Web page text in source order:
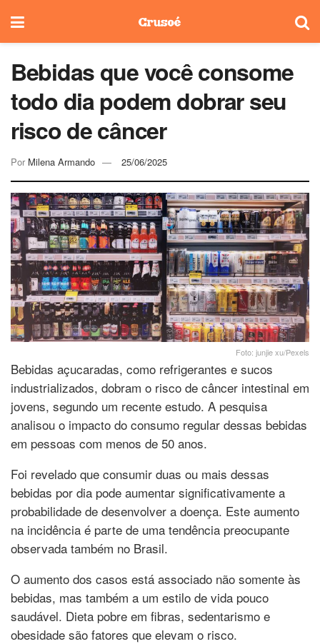
Bebidas que você consome
todo dia podem dobrar seu
risco de câncer
Por Milena Armando 25/06/2025
Foto: junjie xu/Pexels
Bebidas açucaradas, como refrigerantes e sucos
industrializados, dobram o risco de câncer intestinal em
jovens, segundo um recente estudo. A pesquisa
analisou o impacto do consumo regular dessas bebidas
em pessoas com menos de 50 anos.
Foi revelado que consumir duas ou mais dessas
bebidas por dia pode aumentar significativamente a
probabilidade de desenvolver a doença. Este aumento
na incidência é parte de uma tendência preocupante
observada também no Brasil.
O aumento dos casos está associado não somente às
bebidas, mas também a um estilo de vida pouco
saudável. Dieta pobre em fibras, sedentarismo e
obesidade são fatores que elevam o risco.